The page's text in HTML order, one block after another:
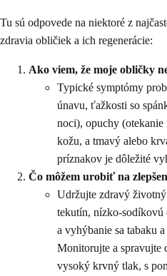
Tu sú odpovede na niektoré z
zdravia obličiek a ich regenerácie:
Ako viem, že moje obličky
Typické symptómy
únavu, ťažkosti so
noci), opuchy
kožu, a tmavý alebo
príznakov je dôležité
Čo môžem urobiť na
Udržujte zdravý
tekutín, nízko-
a vyhýbanie sa tabaku
Monitorujte a spravujte
vysoký krvný tlak, s